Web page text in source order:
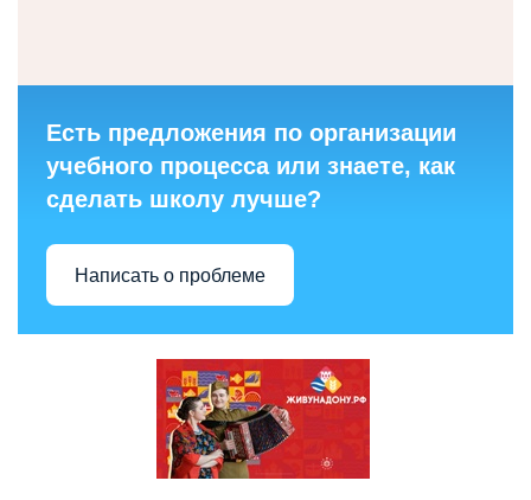
Есть предложения по организации
учебного процесса или знаете, как
сделать школу лучше?
Написать о проблеме